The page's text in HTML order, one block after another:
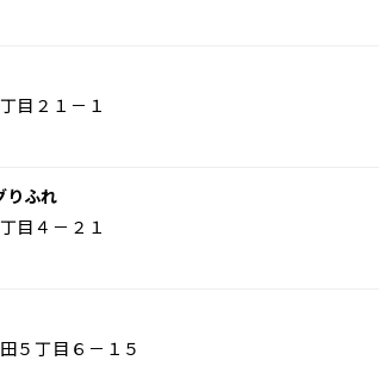
目２１－１
りふれ
目４－２１
５丁目６－１５